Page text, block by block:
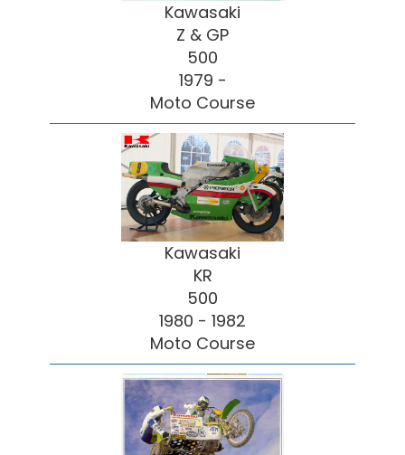
Kawasaki
Z & GP
500
1979 -
Moto Course
Kawasaki
KR
500
1980 - 1982
Moto Course